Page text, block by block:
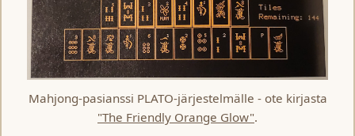
Mahjong-pasianssi PLATO-järjestelmälle - ote kirjasta
"The Friendly Orange Glow".